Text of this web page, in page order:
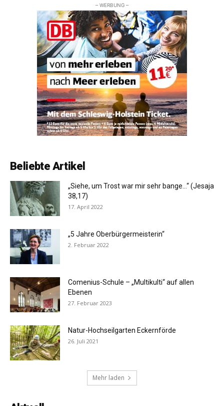
– WERBUNG –
Beliebte Artikel
„Siehe, um Trost war mir sehr bange…“ (Jesaja
38,17)
17. April 2022
„5 Jahre Oberbürgermeisterin“
2. Februar 2022
Comenius-Schule – „Multikulti“ auf allen
Ebenen
27. Februar 2023
Natur-Hochseilgarten Eckernförde
26. Juli 2021
Mehr laden